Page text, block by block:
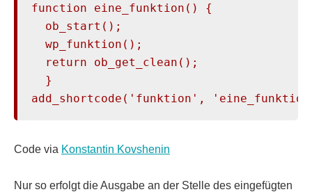
function eine_funktion() {
  ob_start();
  wp_funktion();
  return ob_get_clean();
  }
add_shortcode('funktion',
Code via Konstantin Kovshenin
Nur so erfolgt die Ausgabe an der Stelle des eingefügten